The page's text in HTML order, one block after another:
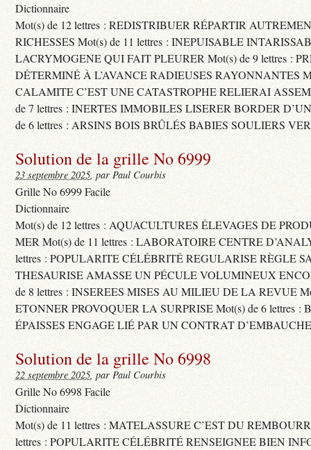
Dictionnaire
Mot(s) de 12 lettres : REDISTRIBUER RÉPARTIR
RICHESSES Mot(s) de 11 lettres : INEPUISABLE
LACRYMOGENE QUI FAIT PLEURER Mot(s) de 9 lettres :
DÉTERMINÉ À L’AVANCE RADIEUSES RAYONNANTES
CALAMITE C’EST UNE CATASTROPHE RELIERAI
de 7 lettres : INERTES IMMOBILES LISERER BORDER
de 6 lettres : ARSINS BOIS BRÛLÉS BABIES SOULIERS
Solution de la grille No 6999
23 septembre 2025, par Paul Courbis
Grille No 6999 Facile
Dictionnaire
Mot(s) de 12 lettres : AQUACULTURES ÉLEVAGES DE
MER Mot(s) de 11 lettres : LABORATOIRE CENTRE
lettres : POPULARITE CÉLÉBRITÉ REGULARISE RÈGLE
THESAURISE AMASSE UN PÉCULE VOLUMINEUX
de 8 lettres : INSEREES MISES AU MILIEU DE LA REVUE
ETONNER PROVOQUER LA SURPRISE Mot(s) de 6 lettres :
ÉPAISSES ENGAGE LIÉ PAR UN CONTRAT
Solution de la grille No 6998
22 septembre 2025, par Paul Courbis
Grille No 6998 Facile
Dictionnaire
Mot(s) de 11 lettres : MATELASSURE C’EST DU
lettres : POPULARITE CÉLÉBRITÉ RENSEIGNEE BIEN